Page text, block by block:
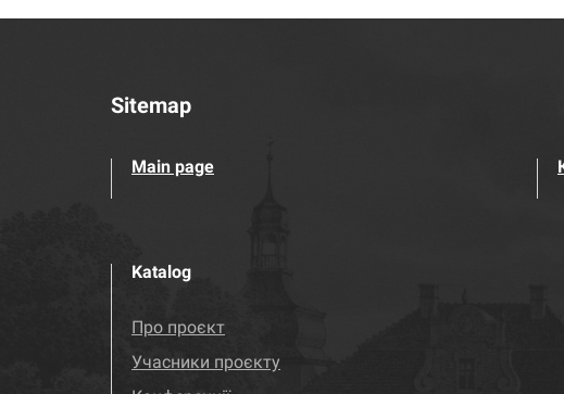
Sitemap
Main page
Katalog
Про проєкт
Учасники проєкту